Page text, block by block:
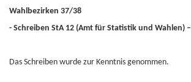
Wahlbezirken 37/38
- Schreiben StA 12 (Amt für Statistik und Wahlen) –
Das Schreiben wurde zur Kenntnis genommen.